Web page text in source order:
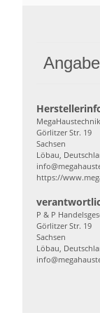
MegaHaustechnik
Görlitzer Str. 19
Sachsen
Löbau,
https://
P & P
Görlitzer Str. 19
Sachsen
Löbau,